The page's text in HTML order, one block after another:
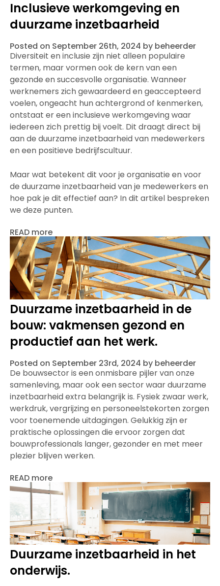
Inclusieve werkomgeving en
duurzame inzetbaarheid
Posted on September 26th, 2024 by beheerder
Diversiteit en inclusie zijn niet alleen populaire
termen, maar vormen ook de kern van een
gezonde en succesvolle organisatie. Wanneer
werknemers zich gewaardeerd en geaccepteerd
voelen, ongeacht hun achtergrond of kenmerken,
ontstaat er een inclusieve werkomgeving waar
iedereen zich prettig bij voelt. Dit draagt direct bij
aan de duurzame inzetbaarheid van medewerkers
en een positieve bedrijfscultuur.
Maar wat betekent dit voor je organisatie en voor
de duurzame inzetbaarheid van je medewerkers en
hoe pak je dit effectief aan? In dit artikel bespreken
we deze punten.
READ more
Duurzame inzetbaarheid in de
bouw: vakmensen gezond en
productief aan het werk.
Posted on September 23rd, 2024 by beheerder
De bouwsector is een onmisbare pijler van onze
samenleving, maar ook een sector waar duurzame
inzetbaarheid extra belangrijk is. Fysiek zwaar werk,
werkdruk, vergrijzing en personeelstekorten zorgen
voor toenemende uitdagingen. Gelukkig zijn er
praktische oplossingen die ervoor zorgen dat
bouwprofessionals langer, gezonder en met meer
plezier blijven werken.
READ more
Duurzame inzetbaarheid in het
onderwijs.